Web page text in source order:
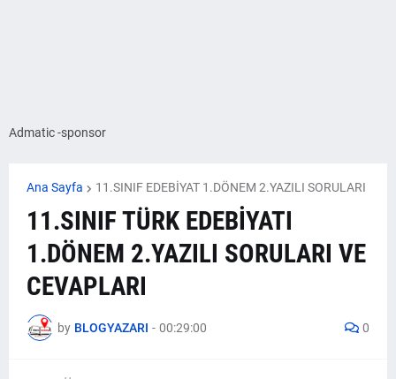
Admatic -sponsor
Ana Sayfa 11.SINIF EDEBİYAT 1.DÖNEM 2.YAZILI SORULARI
11.SINIF TÜRK EDEBİYATI
1.DÖNEM 2.YAZILI SORULARI VE
CEVAPLARI
by BLOGYAZARI - 00:29:00 0